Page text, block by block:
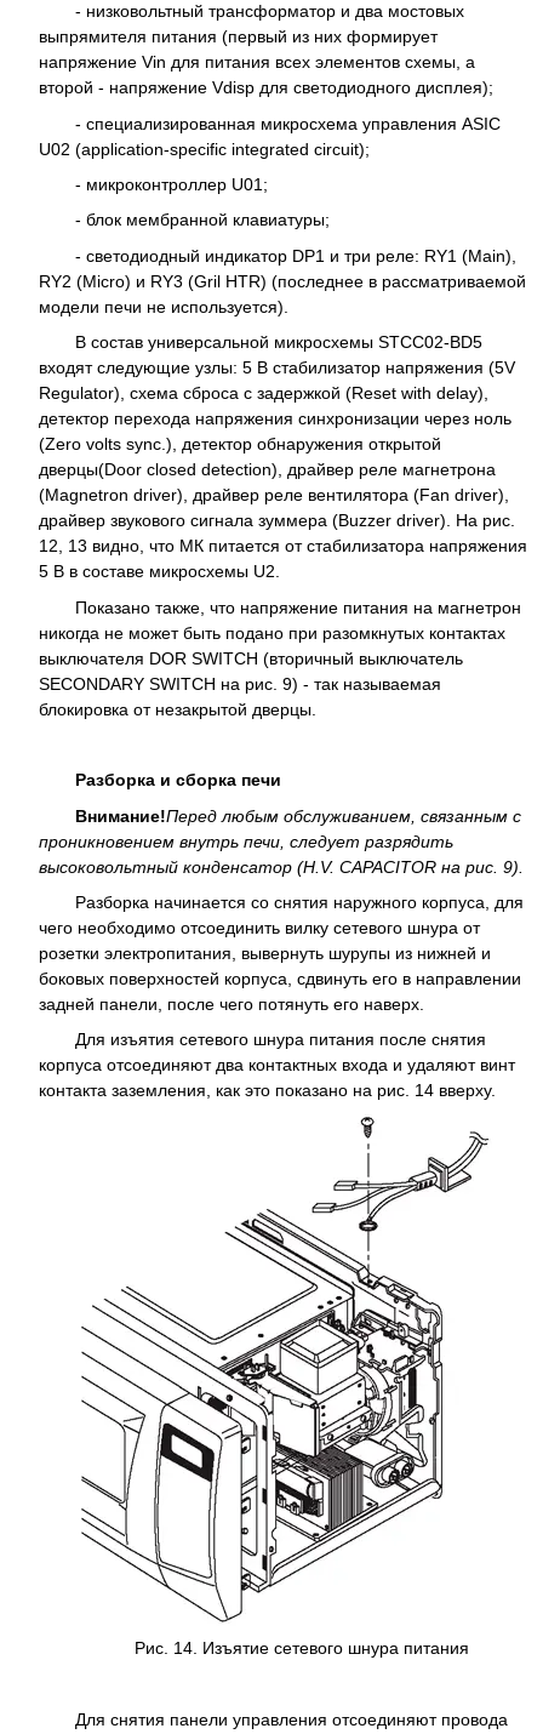
- низковольтный трансформатор и два мостовых
выпрямителя питания (первый из них формирует
напряжение Vin для питания всех элементов схемы, а
второй - напряжение Vdisp для светодиодного дисплея);
- специализированная микросхема управления ASIC
U02 (application-specific integrated circuit);
- микроконтроллер U01;
- блок мембранной клавиатуры;
- светодиодный индикатор DP1 и три реле: RY1 (Main),
RY2 (Micro) и RY3 (Gril HTR) (последнее в рассматриваемой
модели печи не используется).
В состав универсальной микросхемы STCC02-BD5
входят следующие узлы: 5 В стабилизатор напряжения (5V
Regulator), схема сброса с задержкой (Reset with delay),
детектор перехода напряжения синхронизации через ноль
(Zero volts sync.), детектор обнаружения открытой
дверцы(Door closed detection), драйвер реле магнетрона
(Magnetron driver), драйвер реле вентилятора (Fan driver),
драйвер звукового сигнала зуммера (Buzzer driver). На рис.
12, 13 видно, что МК питается от стабилизатора напряжения
5 В в составе микросхемы U2.
Показано также, что напряжение питания на магнетрон
никогда не может быть подано при разомкнутых контактах
выключателя DOR SWITCH (вторичный выключатель
SECONDARY SWITCH на рис. 9) - так называемая
блокировка от незакрытой дверцы.
Разборка и сборка печи
Внимание!Перед любым обслуживанием, связанным с
проникновением внутрь печи, следует разрядить
высоковольтный конденсатор (H.V. CAPACITOR на рис. 9).
Разборка начинается со снятия наружного корпуса, для
чего необходимо отсоединить вилку сетевого шнура от
розетки электропитания, вывернуть шурупы из нижней и
боковых поверхностей корпуса, сдвинуть его в направлении
задней панели, после чего потянуть его наверх.
Для изъятия сетевого шнура питания после снятия
корпуса отсоединяют два контактных входа и удаляют винт
контакта заземления, как это показано на рис. 14 вверху.
Рис. 14. Изъятие сетевого шнура питания
Для снятия панели управления отсоединяют провода